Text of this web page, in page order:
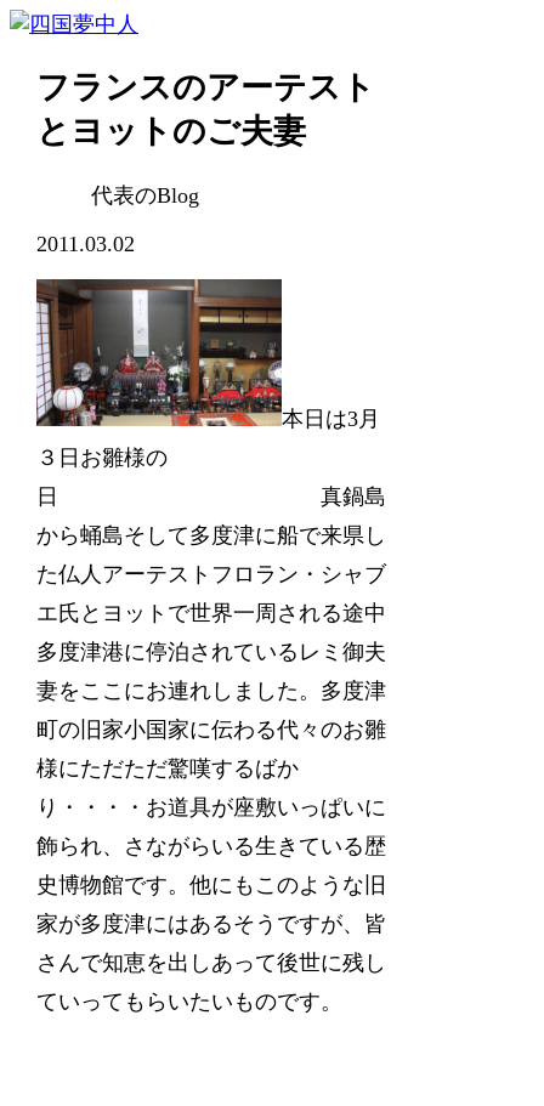
フランスのアーテスト
とヨットのご夫妻
代表のBlog
2011.03.02
本日は3月
３日お雛様の
日 真鍋島
から蛹島そして多度津に船で来県し
た仏人アーテストフロラン・シャブ
エ氏とヨットで世界一周される途中
多度津港に停泊されているレミ御夫
妻をここにお連れしました。多度津
町の旧家小国家に伝わる代々のお雛
様にただただ驚嘆するばか
り・・・・お道具が座敷いっぱいに
飾られ、さながらいる生きている歴
史博物館です。他にもこのような旧
家が多度津にはあるそうですが、皆
さんで知恵を出しあって後世に残し
ていってもらいたいものです。